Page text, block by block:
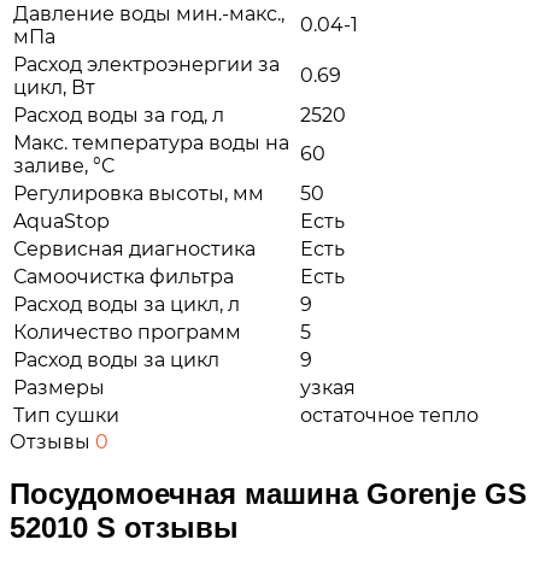
Давление воды мин.-макс.,
мПа
0.04-1
Расход электроэнергии за
цикл, Вт
0.69
Расход воды за год, л
2520
Макс. температура воды на
заливе, °C
60
Регулировка высоты, мм
50
AquaStop
Есть
Сервисная диагностика
Есть
Самоочистка фильтра
Есть
Расход воды за цикл, л
9
Количество программ
5
Расход воды за цикл
9
Размеры
узкая
Тип сушки
остаточное тепло
Отзывы 0
Посудомоечная машина Gorenje GS
52010 S отзывы